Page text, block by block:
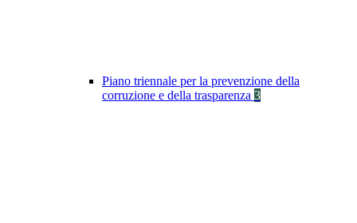
Piano triennale per la prevenzione della
corruzione e della trasparenza 3